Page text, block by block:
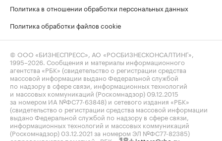
Политика в отношении обработки персональных данных
Политика обработки файлов cookie
© ООО «БИЗНЕСПРЕСС», АО «РОСБИЗНЕСКОНСАЛТИНГ»,
1995–2026 . Сообщения и материалы информационного
агентства «РБК» (свидетельство о регистрации средства
массовой информации выдано Федеральной службой
по надзору в сфере связи, информационных технологий
и массовых коммуникаций (Роскомнадзор) 09.12.2015
за номером ИА №ФС77-63848) и сетевого издания «РБК»
(свидетельство о регистрации средства массовой информации
выдано Федеральной службой по надзору в сфере связи,
информационных технологий и массовых коммуникаций
(Роскомнадзор) 03.12.2021 за номером ЭЛ №ФС77-82385)